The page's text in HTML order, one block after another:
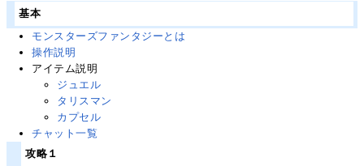
基本
モンスターズファンタジーとは
操作説明
アイテム説明
ジュエル
タリスマン
カプセル
チャット一覧
攻略１